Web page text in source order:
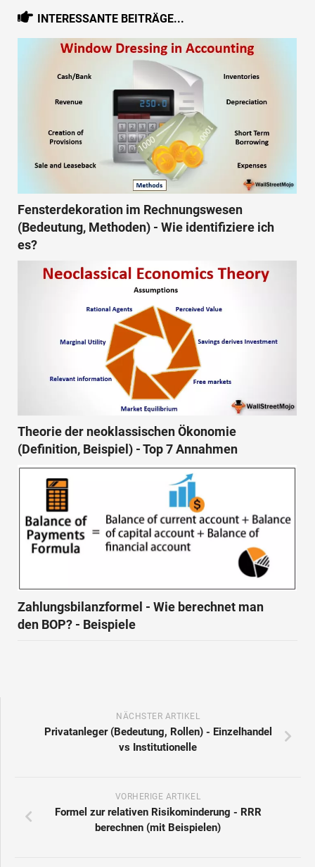
INTERESSANTE BEITRÄGE...
Fensterdekoration im Rechnungswesen
(Bedeutung, Methoden) - Wie identifiziere ich
es?
Theorie der neoklassischen Ökonomie
(Definition, Beispiel) - Top 7 Annahmen
Zahlungsbilanzformel - Wie berechnet man
den BOP? - Beispiele
NÄCHSTER ARTIKEL
Privatanleger (Bedeutung, Rollen) - Einzelhandel
vs Institutionelle
VORHERIGE ARTIKEL
Formel zur relativen Risikominderung - RRR
berechnen (mit Beispielen)